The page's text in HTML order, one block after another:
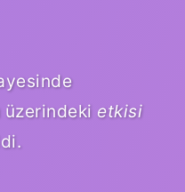
üzerindeki etkisi